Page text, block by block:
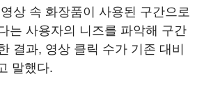
상 속 화장품이 사용된 구간으로
는 사용자의 니즈를 파악해 구간
결과, 영상 클릭 수가 기존 대비
말했다.